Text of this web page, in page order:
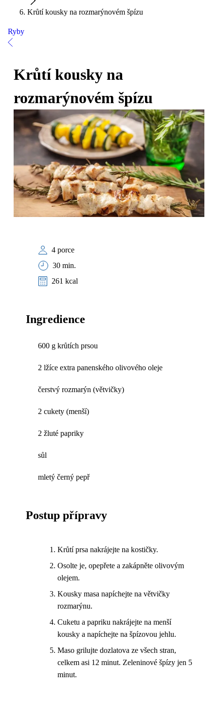
Krůtí kousky na rozmarýnovém špízu
Ryby
Krůtí kousky na
rozmarýnovém špízu
4 porce
30 min.
261 kcal
Ingredience
600 g krůtích prsou
2 lžíce extra panenského olivového oleje
čerstvý rozmarýn (větvičky)
2 cukety (menší)
2 žluté papriky
sůl
mletý černý pepř
Postup přípravy
Krůtí prsa nakrájejte na kostičky.
Osolte je, opepřete a zakápněte olivovým
olejem.
Kousky masa napíchejte na větvičky
rozmarýnu.
Cuketu a papriku nakrájejte na menší
kousky a napíchejte na špízovou jehlu.
Maso grilujte dozlatova ze všech stran,
celkem asi 12 minut. Zeleninové špízy jen 5
minut.